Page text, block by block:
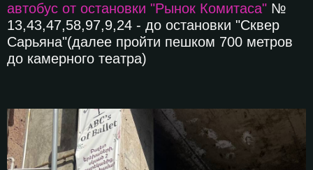
автобус от остановки "Рынок Комитаса" №
13,43,47,58,97,9,24 - до остановки "Сквер
Сарьяна"(далее пройти пешком 700 метров
до камерного театра)